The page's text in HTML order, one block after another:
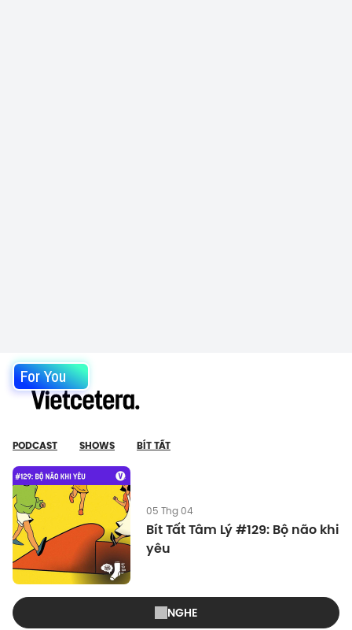
For You
PODCAST SHOWS BÍT TẤT
05 Thg 04
Bít Tất Tâm Lý #129: Bộ não khi
yêu
NGHE